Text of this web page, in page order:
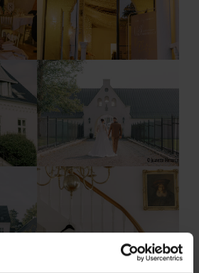
Show larger version
Show larger version